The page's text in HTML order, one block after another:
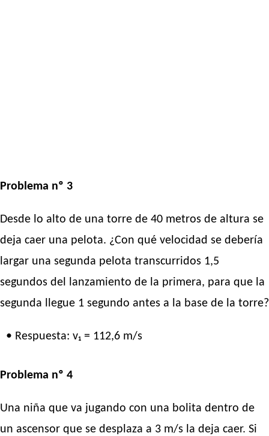
Problema nº 3
Desde lo alto de una torre de 40 metros de altura se
deja caer una pelota. ¿Con qué velocidad se debería
largar una segunda pelota transcurridos 1,5
segundos del lanzamiento de la primera, para que la
segunda llegue 1 segundo antes a la base de la torre?
• Respuesta: v₁ = 112,6 m/s
Problema nº 4
Una niña que va jugando con una bolita dentro de
un ascensor que se desplaza a 3 m/s la deja caer. Si